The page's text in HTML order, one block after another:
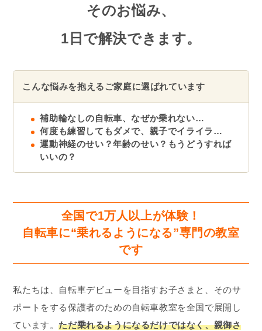
そのお悩み、
1日で解決できます。
こんな悩みを抱えるご家庭に選ばれています
補助輪なしの自転車、なぜか乗れない…
何度も練習してもダメで、親子でイライラ…
運動神経のせい？年齢のせい？もうどうすれば
いいの？
全国で1万人以上が体験！
自転車に“乗れるようになる”専門の教室
です
私たちは、自転車デビューを目指すお子さまと、そのサ
ポートをする保護者のための自転車教室を全国で展開し
ています。ただ乗れるようになるだけではなく、親御さ